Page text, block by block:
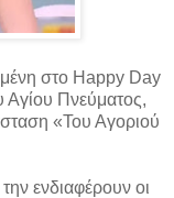
στο Happy Day
Αγίου Πνεύματος,
«Του Αγοριού
ενδιαφέρουν οι